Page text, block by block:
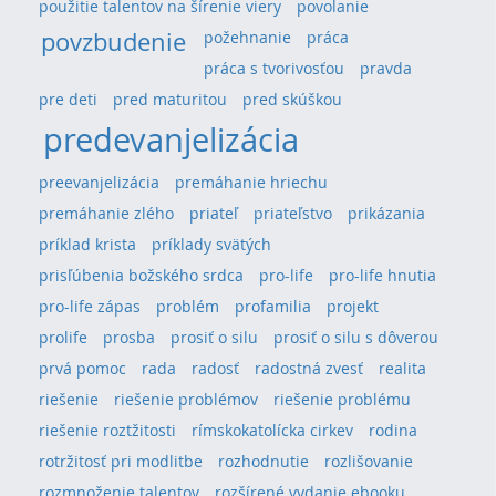
použitie talentov na šírenie viery povolanie
povzbudenie požehnanie
práca
práca s tvorivosťou
pravda
pre deti
pred maturitou pred skúškou
predevanjelizácia
preevanjelizácia
premáhanie hriechu
premáhanie zlého
priateľ priateľstvo
prikázania
príklad krista
príklady svätých
prisľúbenia božského srdca
pro-life
pro-life hnutia
pro-life zápas
problém profamilia
projekt
prolife
prosba prosiť o silu
prosiť o silu s dôverou
prvá pomoc
rada radosť radostná zvesť
realita
riešenie
riešenie problémov
riešenie problému
riešenie roztžitosti
rímskokatolícka cirkev
rodina
rotržitosť pri modlitbe
rozhodnutie
rozlišovanie